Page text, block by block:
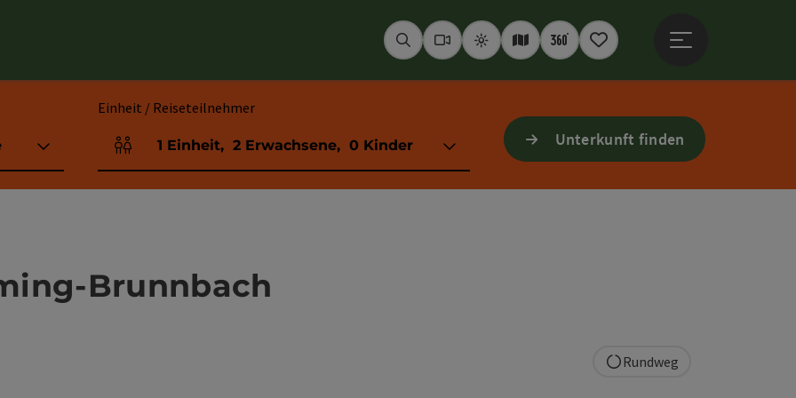
SuchenWebcams
WetterInteraktive Karte
360° Panoramen
Merkzettel
Einheit / Reiseteilnehmer
Einheitenanzahl und Personenfelder
1 Einheit, 2 Erwachsene, 0 Kinder Unterkunft finden
Brunnbach
Rundweg